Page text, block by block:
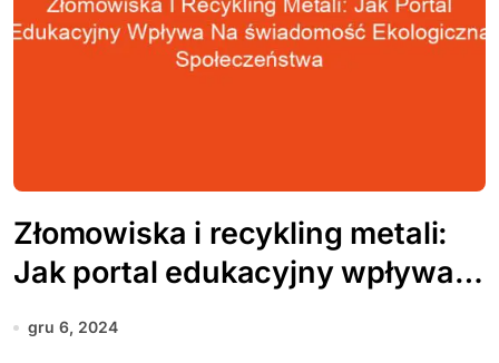
Złomowiska i recykling metali:
Jak portal edukacyjny wpływa
na świadomość ekologiczną
gru 6, 2024